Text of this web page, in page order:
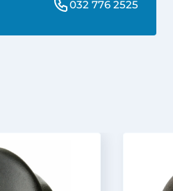
032 776 2525